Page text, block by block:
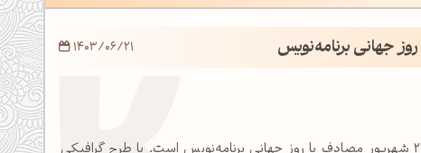
جهانی برنامه‌نویس 1403/06/21